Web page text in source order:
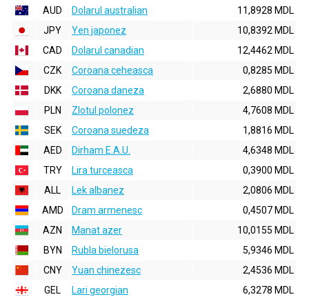
AUD
Dolarul australian
11,8928 MDL
JPY
Yen japonez
10,8392 MDL
CAD
Dolarul canadian
12,4462 MDL
CZK
Coroana ceheasca
0,8285 MDL
DKK
Coroana daneza
2,6880 MDL
PLN
Zlotul polonez
4,7608 MDL
SEK
Coroana suedeza
1,8816 MDL
AED
Dirham E.A.U.
4,6348 MDL
TRY
Lira turceasca
0,3900 MDL
ALL
Lek albanez
2,0806 MDL
AMD
Dram armenesc
0,4507 MDL
AZN
Manat azer
10,0155 MDL
BYN
Rubla bielorusa
5,9346 MDL
CNY
Yuan chinezesc
2,4536 MDL
GEL
Lari georgian
6,3278 MDL